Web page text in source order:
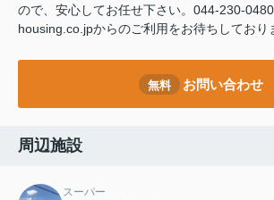
ので、安心してお任せ下さい。044-230-
housing.co.jpからのご利用をお待ちしており
無料 お問い合わせ
周辺施設
スーパー